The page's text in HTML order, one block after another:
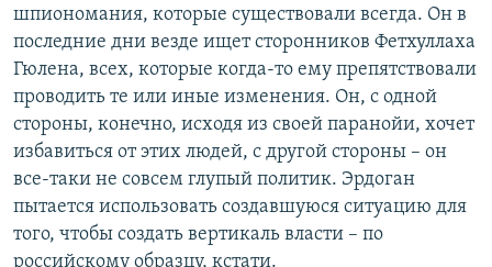
шпиономания, которые существовали всегда. Он в
последние дни везде ищет сторонников Фетхуллаха
Гюлена, всех, которые когда-то ему препятствовали
проводить те или иные изменения. Он, с одной
стороны, конечно, исходя из своей паранойи, хочет
избавиться от этих людей, с другой стороны – он
все-таки не совсем глупый политик. Эрдоган
пытается использовать создавшуюся ситуацию для
того, чтобы создать вертикаль власти – по
российскому образцу, кстати.